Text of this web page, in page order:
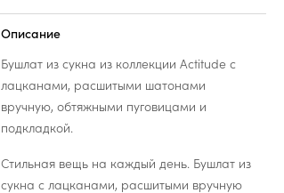
Описание
Бушлат из сукна из коллекции Actitude с
лацканами, расшитыми шатонами
вручную, обтяжными пуговицами и
подкладкой.
Стильная вещь на каждый день. Бушлат из
сукна с лацканами, расшитыми вручную